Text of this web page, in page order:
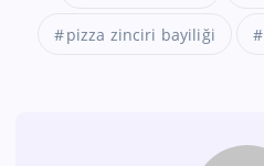
pizza zinciri bayiliği